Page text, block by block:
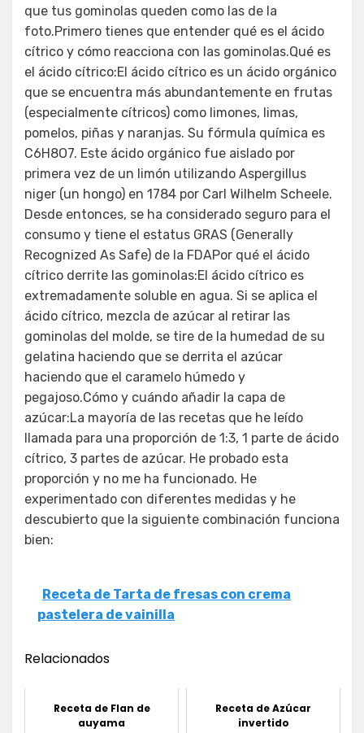
que tus gominolas queden como las de la
foto.Primero tienes que entender qué es el ácido
cítrico y cómo reacciona con las gominolas.Qué es
el ácido cítrico:El ácido cítrico es un ácido orgánico
que se encuentra más abundantemente en frutas
(especialmente cítricos) como limones, limas,
pomelos, piñas y naranjas. Su fórmula química es
C6H8O7. Este ácido orgánico fue aislado por
primera vez de un limón utilizando Aspergillus
niger (un hongo) en 1784 por Carl Wilhelm Scheele.
Desde entonces, se ha considerado seguro para el
consumo y tiene el estatus GRAS (Generally
Recognized As Safe) de la FDAPor qué el ácido
cítrico derrite las gominolas:El ácido cítrico es
extremadamente soluble en agua. Si se aplica el
ácido cítrico, mezcla de azúcar al retirar las
gominolas del molde, se tire de la humedad de su
gelatina haciendo que se derrita el azúcar
haciendo que el caramelo húmedo y
pegajoso.Cómo y cuándo añadir la capa de
azúcar:La mayoría de las recetas que he leído
llamada para una proporción de 1:3, 1 parte de ácido
cítrico, 3 partes de azúcar. He probado esta
proporción y no me ha funcionado. He
experimentado con diferentes medidas y he
descubierto que la siguiente combinación funciona
bien:
Receta de Tarta de fresas con crema
pastelera de vainilla
Relacionados
Receta de Flan de
auyama
Receta de Azúcar
invertido